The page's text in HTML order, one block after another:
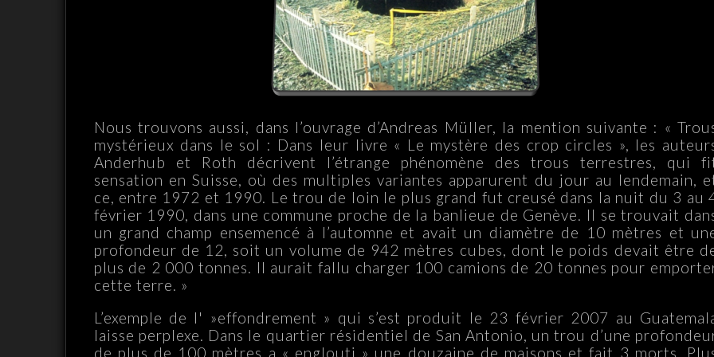
Nous trouvons aussi, dans l’ouvrage d’Andreas Müller, la mention suivante : «
mystérieux dans le sol : Dans leur livre « Le mystère des crop circles », les
Anderhub et Roth décrivent l’étrange phénomène des trous terrestres, qui
sensation en Suisse, où des multiples variantes apparurent du jour au lendemain,
ce, entre 1972 et 1990. Le trou de loin le plus grand fut creusé dans la nuit du 3 au
février 1990, dans une commune proche de la banlieue de Genève. Il se trouvait
un grand champ ensemencé à l’automne et avait un diamètre de 10 mètres et
profondeur de 12, soit un volume de 942 mètres cubes, dont le poids devait être
plus de 2 000 tonnes. Il aurait fallu charger 100 camions de 20 tonnes pour
cette terre. »
L’exemple de l' »effondrement » qui s’est produit le 23 février 2007 au
laisse perplexe. Dans le quartier résidentiel de San Antonio, un trou d’une
de plus de 100 mètres a « englouti » une douzaine de maisons et fait 3 morts.